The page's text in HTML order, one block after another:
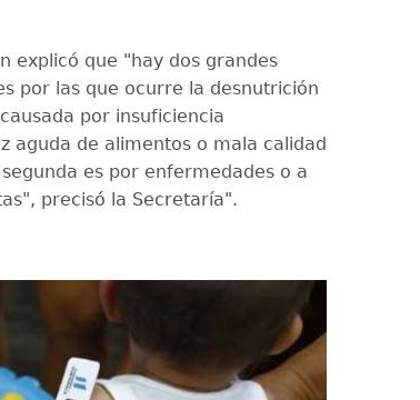
explicó que "hay dos grandes
por las que ocurre la desnutrición
por insuficiencia
aguda de alimentos o mala calidad
es por enfermedades o a
precisó la Secretaría".